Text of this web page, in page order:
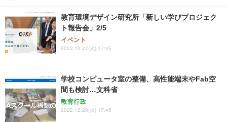
教育環境デザイン研究所「新しい学びプロジェク
ト報告会」2/5
イベント
2022.12.27(火) 17:45
学校コンピュータ室の整備、高性能端末やFab空
間も検討…文科省
教育行政
2022.12.20(火) 17:45